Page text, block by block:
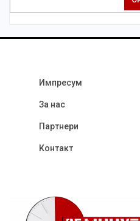
Импресум
За нас
Партнери
Контакт